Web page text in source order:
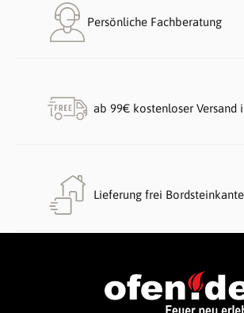
Persönliche Fachberatung
ab 99€ kostenloser Versand
Lieferung frei Bordsteinkante